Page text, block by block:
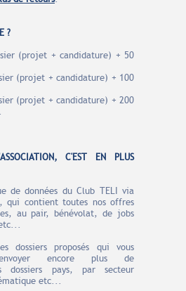
?
(projet + candidature) + 50
(projet + candidature) + 100
(projet + candidature) + 200
C'EST EN PLUS
de données du Club TELI via
qui contient toutes nos offres
au pair, bénévolat, de jobs
dossiers proposés qui vous
encore plus de
dossiers pays, par secteur
etc...